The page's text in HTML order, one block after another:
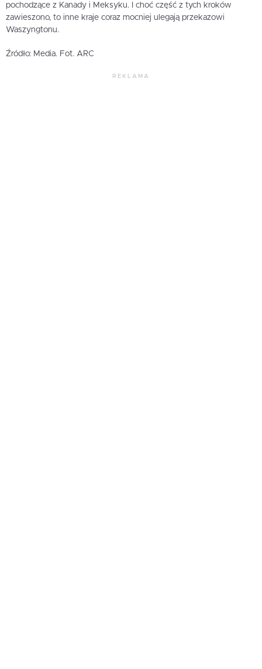
pochodzące z Kanady i Meksyku. I choć część z tych kroków
zawieszono, to inne kraje coraz mocniej ulegają przekazowi
Waszyngtonu.
Źródło: Media. Fot. ARC
REKLAMA